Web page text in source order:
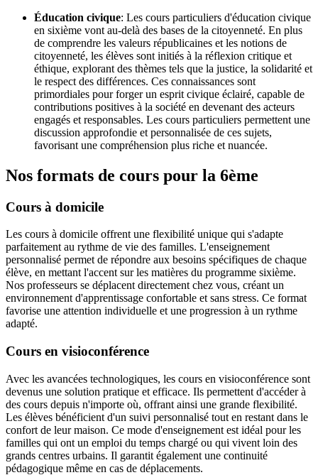
Éducation civique: Les cours particuliers d'éducation civique
en sixième vont au-delà des bases de la citoyenneté. En plus
de comprendre les valeurs républicaines et les notions de
citoyenneté, les élèves sont initiés à la réflexion critique et
éthique, explorant des thèmes tels que la justice, la solidarité et
le respect des différences. Ces connaissances sont
primordiales pour forger un esprit civique éclairé, capable de
contributions positives à la société en devenant des acteurs
engagés et responsables. Les cours particuliers permettent une
discussion approfondie et personnalisée de ces sujets,
favorisant une compréhension plus riche et nuancée.
Nos formats de cours pour la 6ème
Cours à domicile
Les cours à domicile offrent une flexibilité unique qui s'adapte
parfaitement au rythme de vie des familles. L'enseignement
personnalisé permet de répondre aux besoins spécifiques de chaque
élève, en mettant l'accent sur les matières du programme sixième.
Nos professeurs se déplacent directement chez vous, créant un
environnement d'apprentissage confortable et sans stress. Ce format
favorise une attention individuelle et une progression à un rythme
adapté.
Cours en visioconférence
Avec les avancées technologiques, les cours en visioconférence sont
devenus une solution pratique et efficace. Ils permettent d'accéder à
des cours depuis n'importe où, offrant ainsi une grande flexibilité.
Les élèves bénéficient d'un suivi personnalisé tout en restant dans le
confort de leur maison. Ce mode d'enseignement est idéal pour les
familles qui ont un emploi du temps chargé ou qui vivent loin des
grands centres urbains. Il garantit également une continuité
pédagogique même en cas de déplacements.